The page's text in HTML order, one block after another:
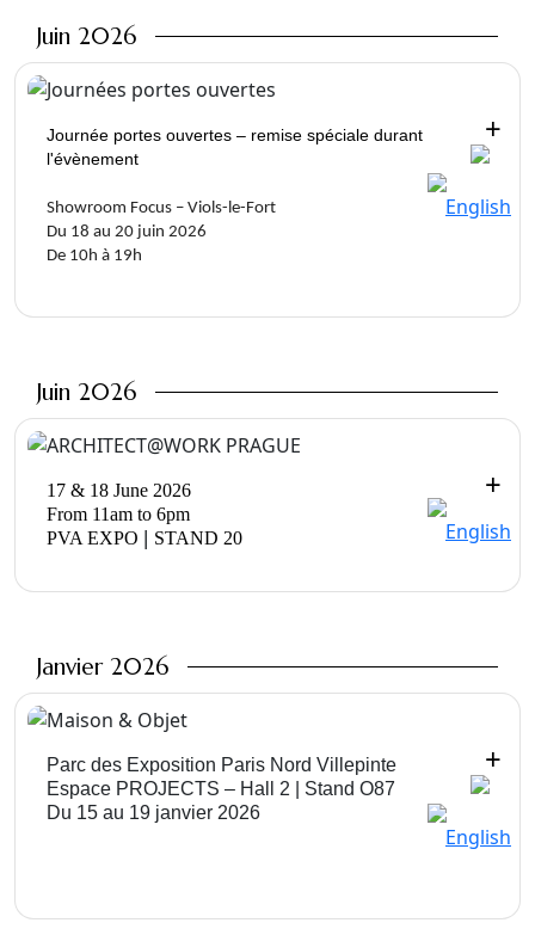
Juin 2026
Journée portes ouvertes – remise spéciale durant
l'évènement
Showroom Focus – Viols-le-Fort
Du 18 au 20 juin 2026
De 10h à 19h
+
Juin 2026
17 & 18 June 2026
From 11am to 6pm
PVA EXPO
STAND 20
+
Janvier 2026
Parc des Exposition Paris Nord Villepinte
Espace PROJECTS – Hall 2 | Stand O87
Du 15 au 19 janvier 2026
+